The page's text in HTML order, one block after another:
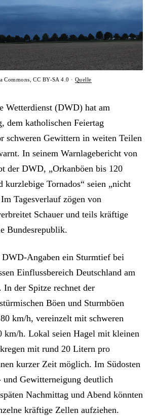
Commons, CC BY-SA 4.0 ·Quelle
Wetterdienst (DWD) hat am
dem katholischen Feiertag
schweren Gewittern in weiten Teilen
In seinem Warnlagebericht von
der DWD, „Orkanböen bis 120
Tornados“ seien „nicht
Im Tagesverlauf zögen von
Schauer und teils kräftige
Bundesrepublik.
DWD-Angaben ein Sturmtief bei
Einflussbereich Deutschland am
In der Spitze rechnet der
Böen und Sturmböen
km/h, vereinzelt mit schweren
km/h. Lokal seien Hagel mit kleinen
mit rund 20 Litern pro
kurzer Zeit möglich. Im Südosten
und Gewitterneigung deutlich
Nachmittag und Abend könnten
kräftige Zellen aufziehen.